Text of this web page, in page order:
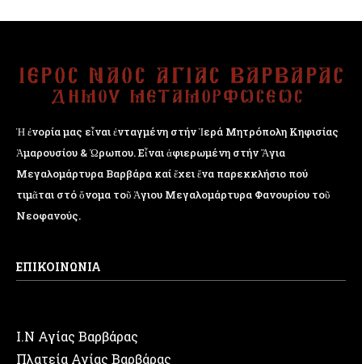
Ἡ ἐνορία μας εἶναι ἐνταγμένη στήν Ἱερά Μητρόπολη Κηφισίας
Ἁμαρουσίου & Ὠρωπου. Εἶναι ἀφιερωμένη στήν Ἅγια
Μεγαλομάρτυρα Βαρβάρα καί ἔχει ἕνα παρεκκλήσιο πού
τιμᾶται στό ὄνομα τοῦ Ἁγιου Μεγαλομάρτυρα Φανουρίου τοῦ
Νεοφανούς.
ΕΠΙΚΟΙΝΩΝΙΑ
Ι.Ν Αγίας Βαρβάρας
Πλατεία Αγίας Βαρβάρας